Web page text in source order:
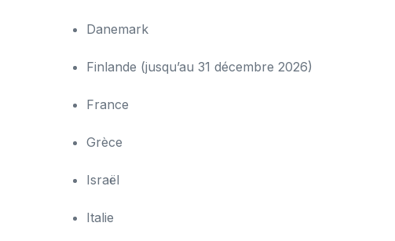
Danemark
Finlande (jusqu’au 31 décembre 2026)
France
Grèce
Israël
Italie